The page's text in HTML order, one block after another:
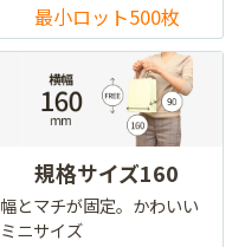
最小ロット500枚
規格サイズ160
幅とマチが固定。かわいい
ミニサイズ